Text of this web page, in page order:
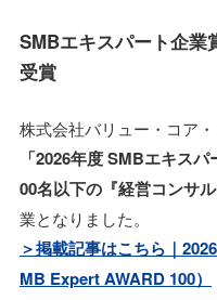
SMBエキスパート企業
受賞
株式会社バリュー・コア・
「2026年度 SMBエキス
00名以下の『経営コンサ
業となりました。
＞掲載記事はこちら｜
MB Expert AWARD 100）